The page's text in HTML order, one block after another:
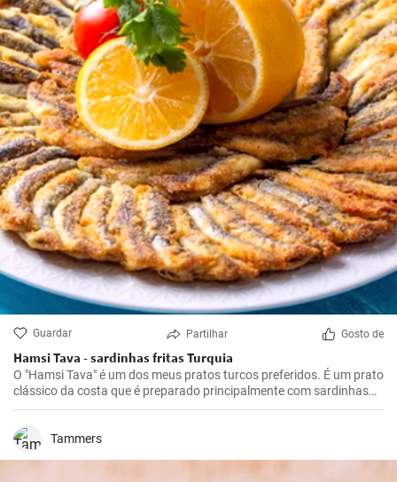
Guardar Partilhar Gosto de
Hamsi Tava - sardinhas fritas Turquia
O "Hamsi Tava" é um dos meus pratos turcos preferidos. É um prato
clássico da costa que é preparado principalmente com sardinhas
frescas. Conheci-o pela primeira vez na minha viagem à costa turca
sabor delicioso. As sardinhas são mergulhadas em farinha de milho
Tammers